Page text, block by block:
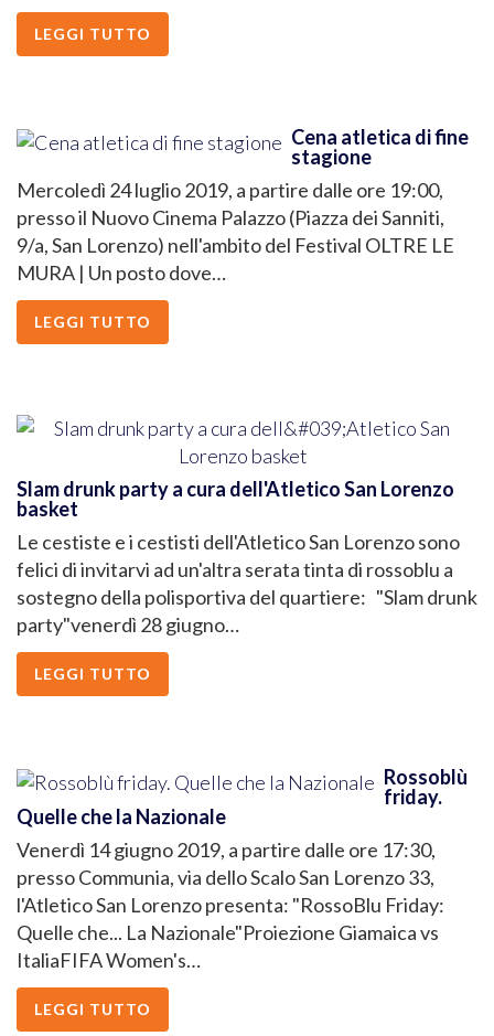
LEGGI TUTTO
Cena atletica di fine
stagione
Mercoledì 24 luglio 2019, a partire dalle ore 19:00,
presso il Nuovo Cinema Palazzo (Piazza dei Sanniti,
9/a, San Lorenzo) nell'ambito del Festival OLTRE LE
MURA | Un posto dove…
LEGGI TUTTO
Slam drunk party a cura dell'Atletico San Lorenzo
basket
Le cestiste e i cestisti dell'Atletico San Lorenzo sono
felici di invitarvi ad un'altra serata tinta di rossoblu a
sostegno della polisportiva del quartiere: "Slam drunk
party"venerdì 28 giugno…
LEGGI TUTTO
Rossoblù
friday.
Quelle che la Nazionale
Venerdì 14 giugno 2019, a partire dalle ore 17:30,
presso Communia, via dello Scalo San Lorenzo 33,
l'Atletico San Lorenzo presenta: "RossoBlu Friday:
Quelle che... La Nazionale"Proiezione Giamaica vs
ItaliaFIFA Women's…
LEGGI TUTTO